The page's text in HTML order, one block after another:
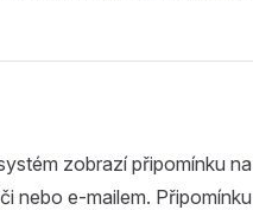
zobrazí připomínku
nebo e-mailem.